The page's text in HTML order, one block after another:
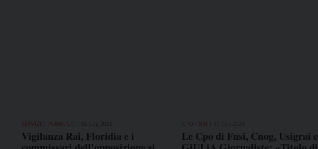
SERVIZIO PUBBLICO
Vigilanza Rai, Floridia e i
CPO-FNSI
Le Cpo di Fnsi, Cnog, Usigrai e